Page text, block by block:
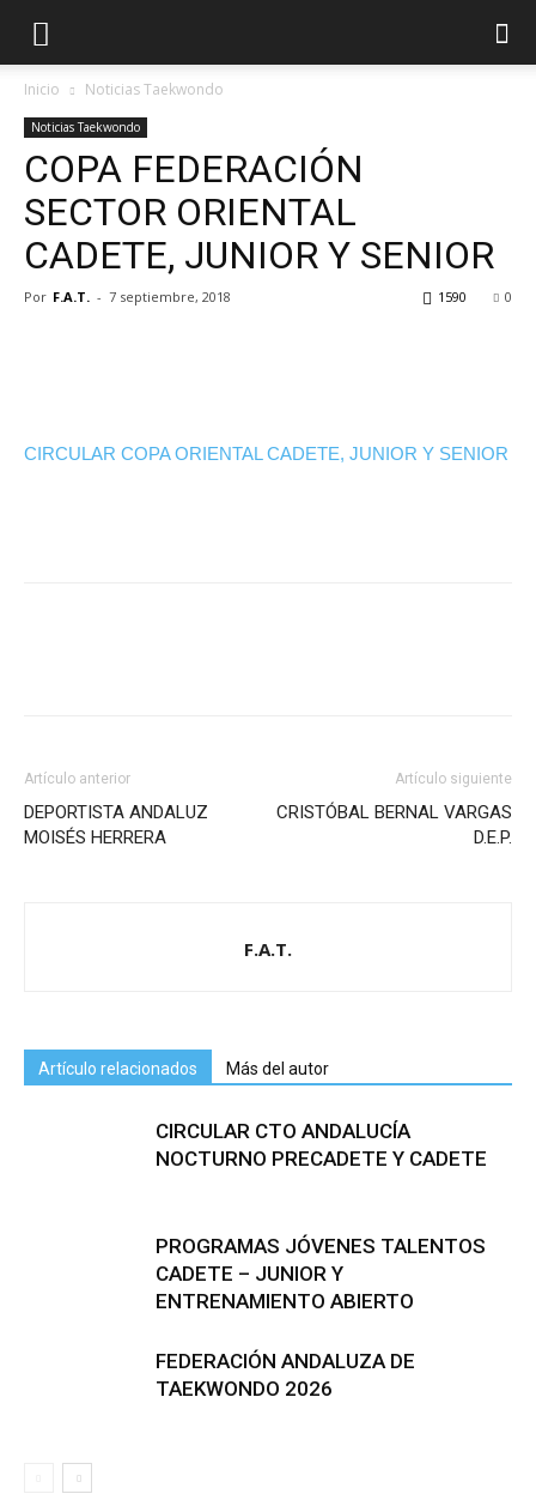
Inicio Noticias Taekwondo
Noticias Taekwondo
COPA FEDERACIÓN
SECTOR ORIENTAL
CADETE, JUNIOR Y SENIOR
Por F.A.T. - 7 septiembre, 2018 0
1590
CIRCULAR COPA ORIENTAL CADETE, JUNIOR Y SENIOR
Artículo anterior
DEPORTISTA ANDALUZ
MOISÉS HERRERA
Artículo siguiente
CRISTÓBAL BERNAL VARGAS
D.E.P.
F.A.T.
Artículo relacionados Más del autor
CIRCULAR CTO ANDALUCÍA
NOCTURNO PRECADETE Y CADETE
PROGRAMAS JÓVENES TALENTOS
CADETE – JUNIOR Y
ENTRENAMIENTO ABIERTO
FEDERACIÓN ANDALUZA DE
TAEKWONDO 2026